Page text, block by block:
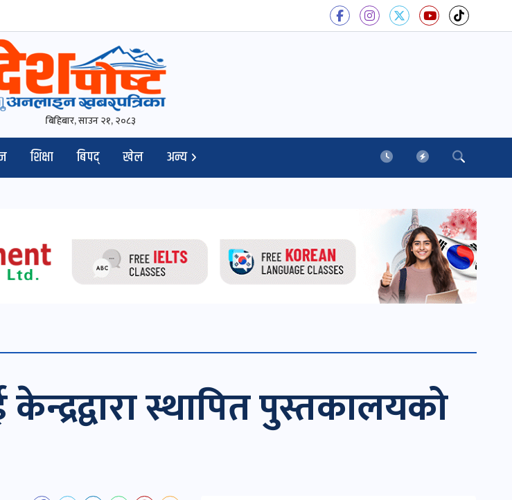
बिहिबार, साउन २१, २०८३
शिक्षा बिपद् खेल अन्य
स्थापित पुस्तकालयको